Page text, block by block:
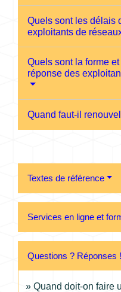
Quels sont les délais
exploitants de
Quels sont la forme
réponse des
Quand faut-il
Textes de référence
Services en ligne et
Questions ? Réponses !
Quand doit-on faire